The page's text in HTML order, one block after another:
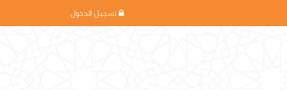
تسجيل الدخول